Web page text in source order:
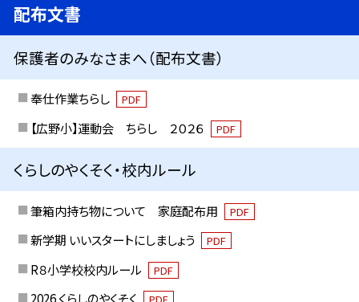
配布文書
保護者のみなさまへ（配布文書）
奉仕作業ちらし PDF
【広野小】運動会 ちらし ２０２６ PDF
くらしのやくそく・校内ルール
筆箱内持ち物について 家庭配布用 PDF
新学期 いいスタートにしましょう PDF
R８小学校校内ルール PDF
2026 くらしのやくそく